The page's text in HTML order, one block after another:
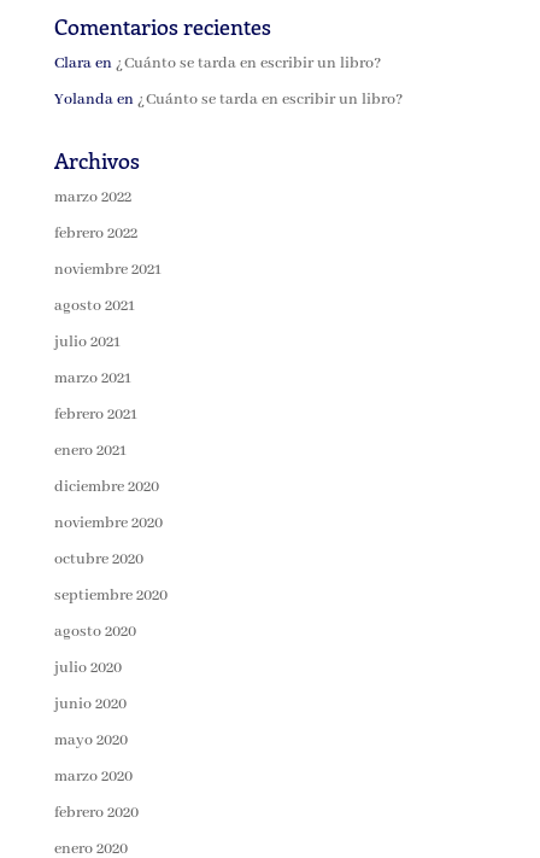
Comentarios recientes
Claraen¿Cuánto se tarda en escribir un libro?
Yolandaen¿Cuánto se tarda en escribir un libro?
Archivos
marzo 2022
febrero 2022
noviembre 2021
agosto 2021
julio 2021
marzo 2021
febrero 2021
enero 2021
diciembre 2020
noviembre 2020
octubre 2020
septiembre 2020
agosto 2020
julio 2020
junio 2020
mayo 2020
marzo 2020
febrero 2020
enero 2020